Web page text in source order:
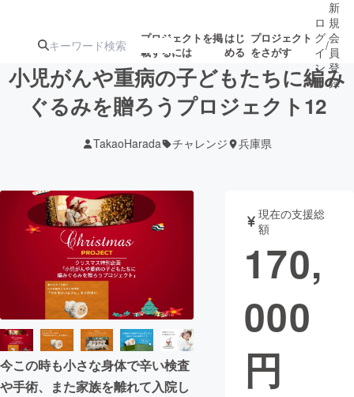
プロジェクトを掲
載するには
はじ
める
プロジェクト
をさがす
ターン
ジェクト
募集終了が近いプ
ロジェクト
アート・写真 音楽
テクノロジー・ガジェット ゲーム・サ
映像・映画
ビジネス・起業
まちづくり・地域活性化
ロ
グ
イ
ン
/
新
規
会
員
登
録
小児がんや重病の子どもたちに編み
ぐるみを贈ろうプロジェクト12
TakaoHarada チャレンジ 兵庫県
今この時も小さな身体で辛い検査
や手術、また家族を離れて入院し
現在の支援総
額
170,
000
円